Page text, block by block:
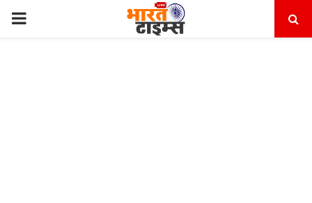
PRIMARY